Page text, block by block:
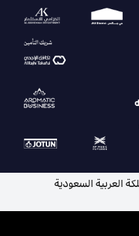
العربية السعودية